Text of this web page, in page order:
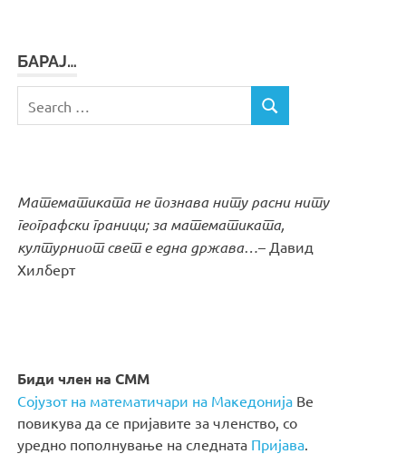
БАРАЈ…
for:
SEARCH
Математиката не познава ниту расни ниту
географски граници; за математиката,
културниот свет е една држава…– Давид
Хилберт
Биди член на СММ
Сојузот на математичари на Македонија Ве
повикува да се пријавите за членство, со
уредно пополнување на следната Пријава